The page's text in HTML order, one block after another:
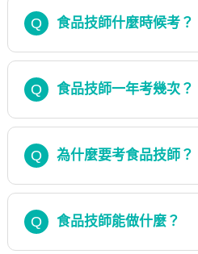
Q 食品技師什麼時候考？
Q 食品技師一年考幾次？
Q 為什麼要考食品技師？
Q 食品技師能做什麼？